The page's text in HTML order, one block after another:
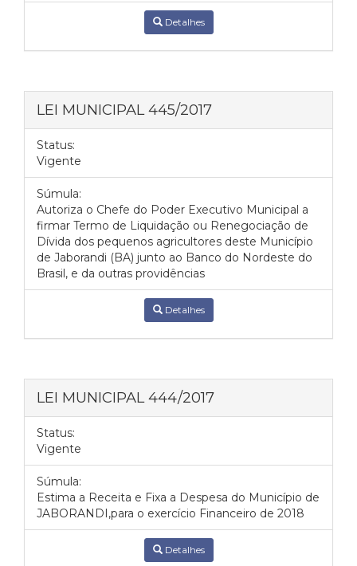
Detalhes
LEI MUNICIPAL 445/2017
Status:
Vigente
Súmula:
Autoriza o Chefe do Poder Executivo Municipal a
firmar Termo de Liquidação ou Renegociação de
Dívida dos pequenos agricultores deste Município
de Jaborandi (BA) junto ao Banco do Nordeste do
Brasil, e da outras providências
Detalhes
LEI MUNICIPAL 444/2017
Status:
Vigente
Súmula:
Estima a Receita e Fixa a Despesa do Município de
JABORANDI,para o exercício Financeiro de 2018
Detalhes